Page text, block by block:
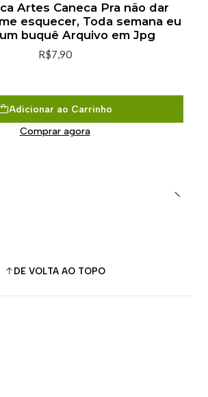
Artes Caneca Pra não dar
esquecer, Toda semana eu
buquê Arquivo em Jpg
R$7,90
Adicionar ao Carrinho
Comprar agora
DE VOLTA AO TOPO